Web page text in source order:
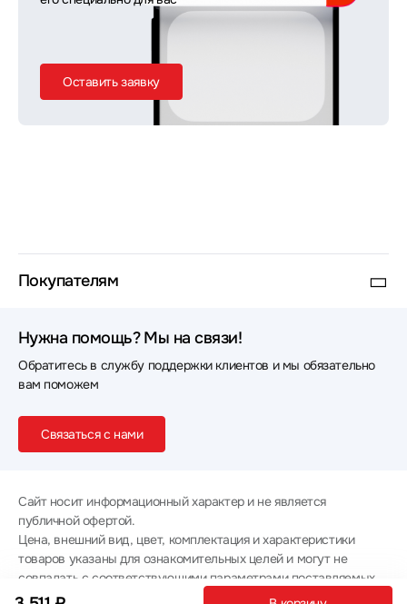
Оставить заявку
Покупателям
Нужна помощь? Мы на связи!
Обратитесь в службу поддержки клиентов и мы обязательно
вам поможем
Связаться с нами
Сайт носит информационный характер и не является
публичной офертой.
Цена, внешний вид, цвет, комплектация и характеристики
товаров указаны для ознакомительных целей и могут не
совпадать с соответствующими параметрами поставляемых
товаров - уточняйте информацию у менеджера при